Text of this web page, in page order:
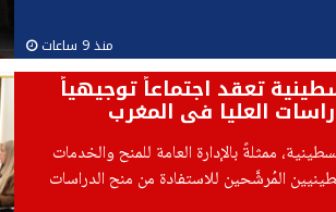
منذ 9 ساعات
تعقد اجتماعاً توجيهياً
العليا في المغرب
ممثلةً بالإدارة العامة للمنح والخدمات
المُرشَّحين للاستفادة من منح الدراسات